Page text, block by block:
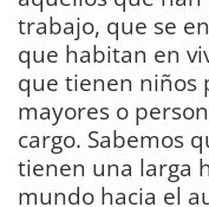
trabajo, que se
que habitan en
que tienen niños
mayores o
cargo. Sabemos
tienen una larga
mundo hacia el